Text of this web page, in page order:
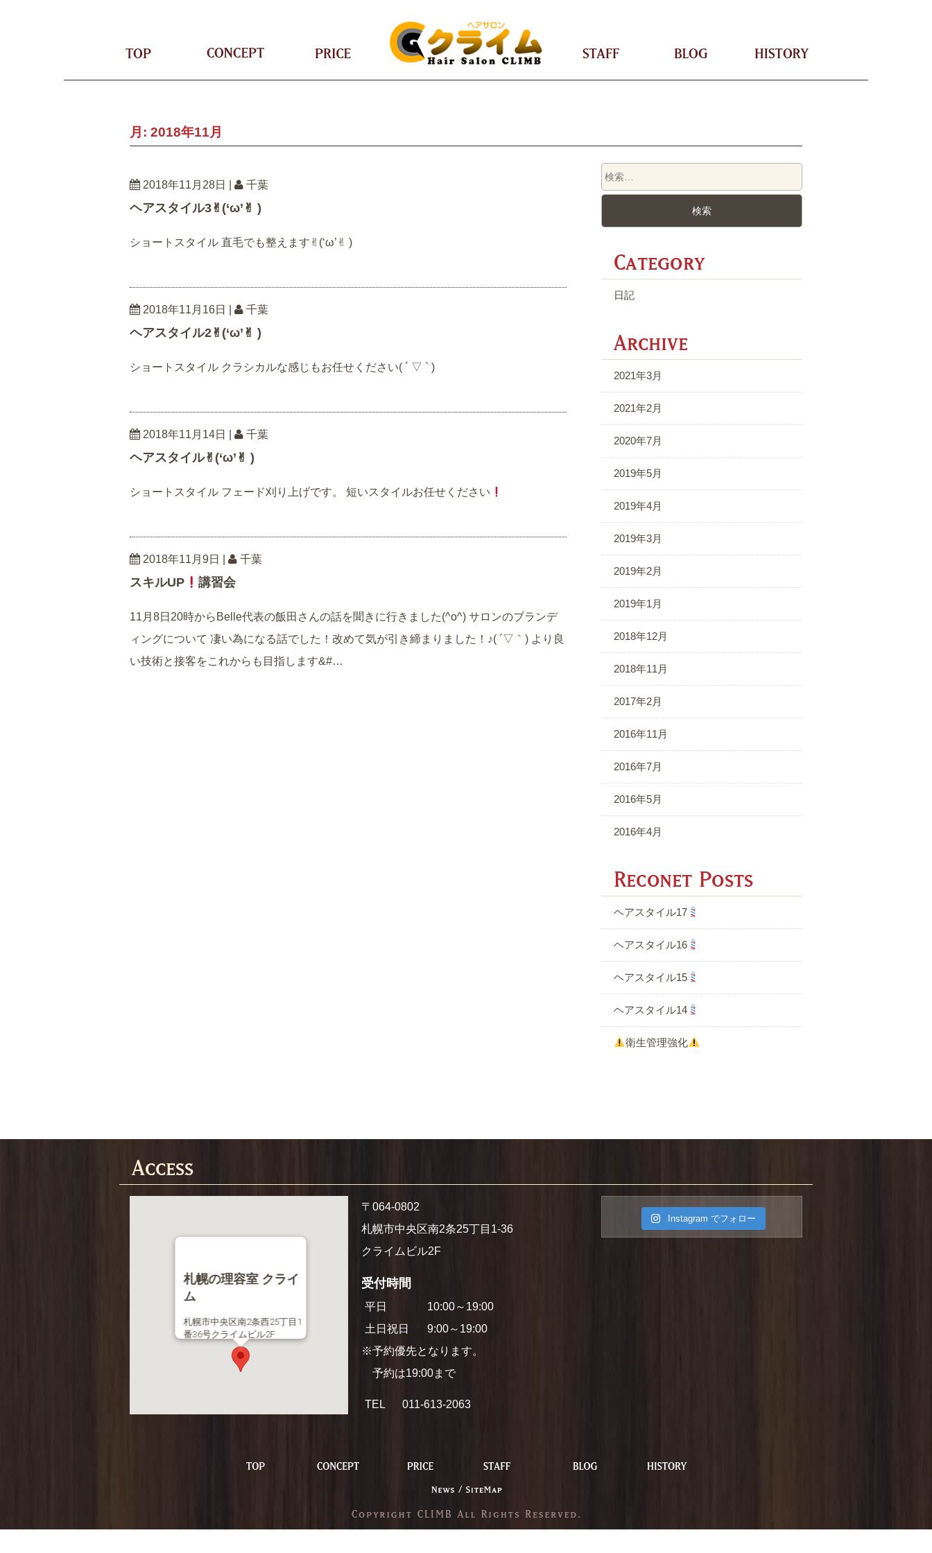
CONCEPT PRICE STAFF BLOG
月: 2018年11月
2018年11月28日 千葉
ヘアスタイル3✌︎(‘ω’✌︎ )
ショートスタイル 直毛でも整えます✌︎(‘ω’✌︎ )
2018年11月16日 千葉
ヘアスタイル2✌︎(‘ω’✌︎ )
ショートスタイル クラシカルな感じもお任せください( ´ ▽ ` )
2018年11月14日 千葉
ヘアスタイル✌︎(‘ω’✌︎ )
ショートスタイル フェード刈り上げです。 短いスタイルお任せください
2018年11月9日 千葉
スキルUP 講習会
11月8日20時からBelle代表の飯田さんの話を聞きに行きました(^o^) サロンのブランデ
ィングについて 凄い為になる話でした！改めて気が引き締まりました！♪( ´▽｀) より良
い技術と接客をこれからも目指します&#…
日記
2021年3月
2021年2月
2020年7月
2019年5月
2019年4月
2019年3月
2019年2月
2019年1月
2018年12月
2018年11月
2017年2月
2016年11月
2016年7月
2016年5月
2016年4月
ヘアスタイル17
ヘアスタイル16
ヘアスタイル15
ヘアスタイル14
衛生管理強化
札幌の理容室 クライ
ム
札幌市中央区南2条西25丁目1
番36号クライムビル2F
TEL 011-613-2063
〒064-0802
札幌市中央区南2条25丁目1-36
クライムビル2F
受付時間
平日
10:00～19:00
土日祝日
9:00～19:00
※予約優先となります。
予約は19:00まで
TEL 011-613-2063
Instagram でフォロー
CONCEPT PRICE STAFF BLOG
NEWS